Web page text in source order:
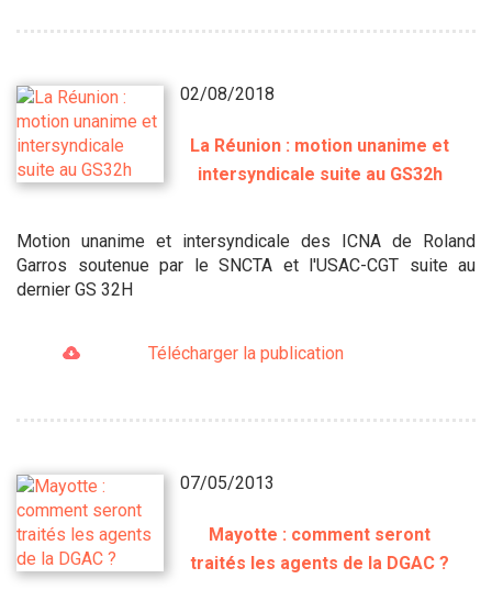
02/08/2018
La Réunion : motion unanime et
intersyndicale suite au GS32h
Motion unanime et intersyndicale des ICNA de Roland
Garros soutenue par le SNCTA et l'USAC-CGT suite au
dernier GS 32H
Télécharger la publication
07/05/2013
Mayotte : comment seront
traités les agents de la DGAC ?